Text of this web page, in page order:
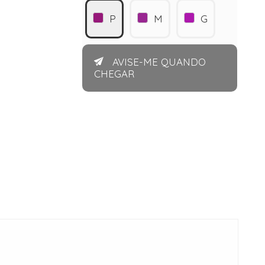
P M G
AVISE-ME QUANDO
CHEGAR